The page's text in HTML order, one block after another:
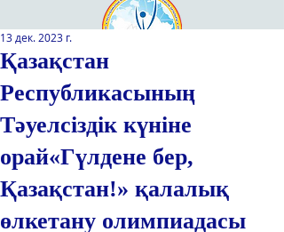
Қазақстан Республикасы Оқу-
ағарту министрлігінің
«Республикалық қосымша білім
беру оқу-әдістемелік орталығы»
Қазақстан
Республикасының
Тәуелсіздік күніне
орай«Гүлдене бер,
Қазақстан!» қалалық
өлкетану олимпиадасы
13 дек. 2023 г.